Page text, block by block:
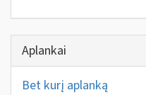
Aplankai
Bet kurį aplanką